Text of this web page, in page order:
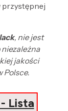
przystępnej
, nie jest
jakości
Polsce.
Lista